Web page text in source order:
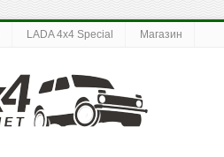
LADA 4x4 Special Магазин